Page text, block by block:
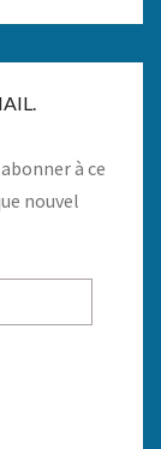
à ce
nouvel